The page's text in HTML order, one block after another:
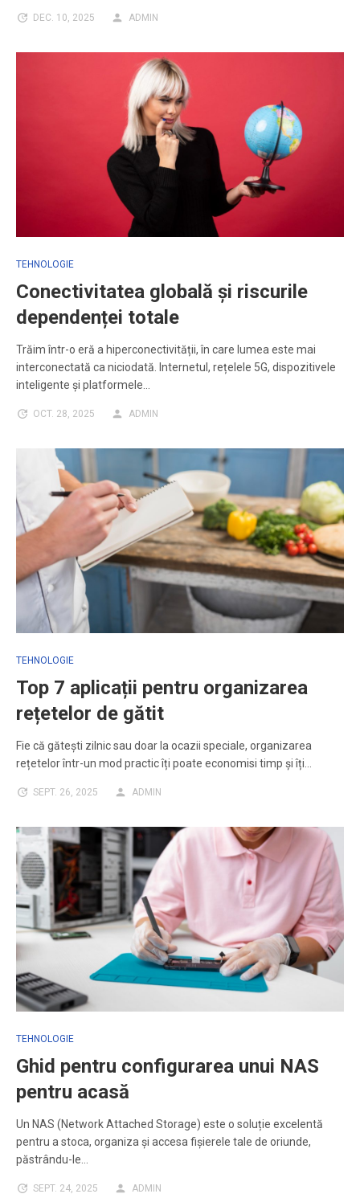
DEC. 10, 2025 ADMIN
TEHNOLOGIE
Conectivitatea globală și riscurile
dependenței totale
Trăim într-o eră a hiperconectivității, în care lumea este mai
interconectată ca niciodată. Internetul, rețelele 5G, dispozitivele
inteligente și platformele…
OCT. 28, 2025 ADMIN
TEHNOLOGIE
Top 7 aplicații pentru organizarea
rețetelor de gătit
Fie că gătești zilnic sau doar la ocazii speciale, organizarea
rețetelor într-un mod practic îți poate economisi timp și îți…
SEPT. 26, 2025 ADMIN
TEHNOLOGIE
Ghid pentru configurarea unui NAS
pentru acasă
Un NAS (Network Attached Storage) este o soluție excelentă
pentru a stoca, organiza și accesa fișierele tale de oriunde,
păstrându-le…
SEPT. 24, 2025 ADMIN